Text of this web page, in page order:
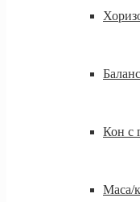
Кон с
Маса/